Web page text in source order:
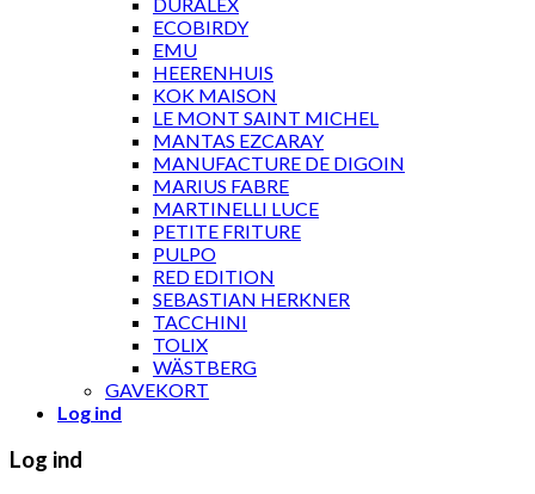
ECOBIRDY
EMU
HEERENHUIS
KOK MAISON
LE MONT SAINT MICHEL
MANTAS EZCARAY
MANUFACTURE DE DIGOIN
MARIUS FABRE
MARTINELLI LUCE
PETITE FRITURE
PULPO
RED EDITION
SEBASTIAN HERKNER
TACCHINI
TOLIX
WÄSTBERG
GAVEKORT
Log ind
Log ind